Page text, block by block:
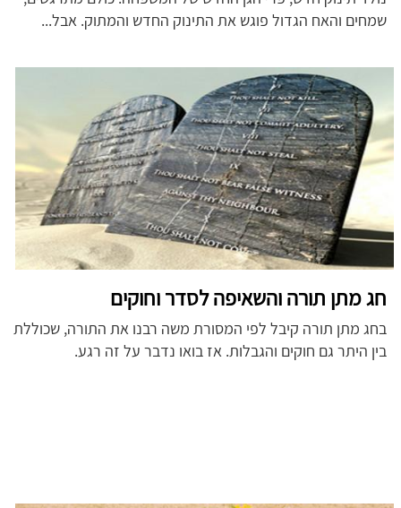
שמחים והאח הגדול פוגש את התינוק החדש והמתוק. אבל...
חג מתן תורה והשאיפה לסדר וחוקים
בחג מתן תורה קיבל לפי המסורת משה רבנו את התורה, שכוללת
בין היתר גם חוקים והגבלות. אז בואו נדבר על זה רגע.